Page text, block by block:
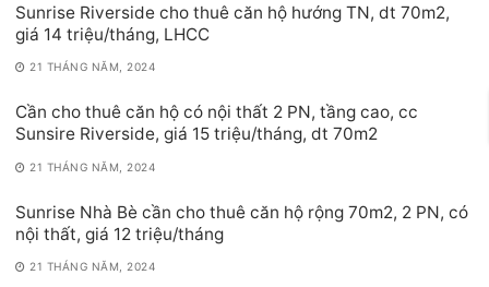
Sunrise Riverside cho thuê căn hộ hướng TN, dt 70m2,
giá 14 triệu/tháng, LHCC
21 THÁNG NĂM, 2024
Cần cho thuê căn hộ có nội thất 2 PN, tầng cao, cc
Sunsire Riverside, giá 15 triệu/tháng, dt 70m2
21 THÁNG NĂM, 2024
Sunrise Nhà Bè cần cho thuê căn hộ rộng 70m2, 2 PN, có
nội thất, giá 12 triệu/tháng
21 THÁNG NĂM, 2024